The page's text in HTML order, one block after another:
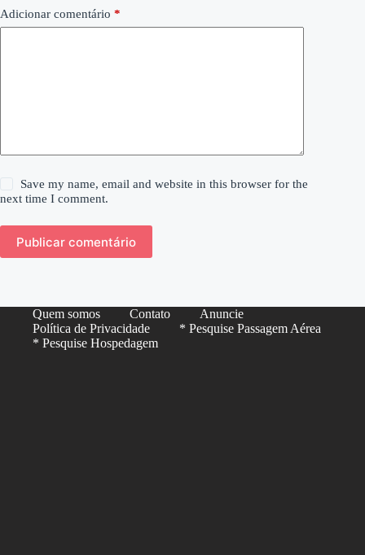
Adicionar comentário *
Save my name, email and website in this browser for the
next time I comment.
Publicar comentário
Quem somos Contato
Anuncie
Política de Privacidade
* Pesquise Passagem Aérea
* Pesquise Hospedagem